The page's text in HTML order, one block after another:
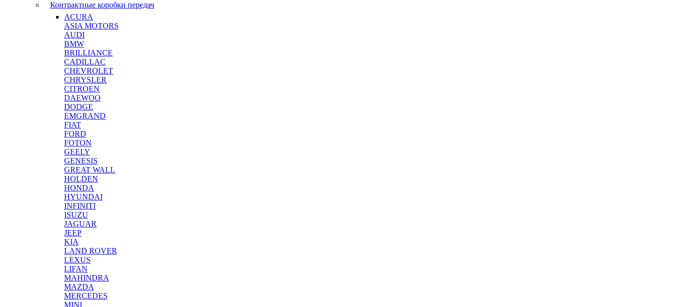
Контрактные коробки передач
ACURA
ASIA MOTORS
AUDI
BMW
BRILLIANCE
CADILLAC
CHEVROLET
CHRYSLER
CITROEN
DAEWOO
DODGE
EMGRAND
FIAT
FORD
FOTON
GEELY
GENESIS
GREAT WALL
HOLDEN
HONDA
HYUNDAI
INFINITI
ISUZU
JAGUAR
JEEP
KIA
LAND ROVER
LEXUS
LIFAN
MAHINDRA
MAZDA
MERCEDES
MINI